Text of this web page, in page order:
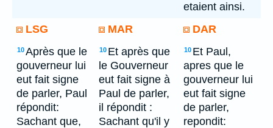
etaient ainsi.
LSG
MAR DAR
10Après que le
gouverneur lui
eut fait signe
de parler, Paul
répondit:
Sachant que,
10 Et après que
le Gouverneur
eut fait signe à
Paul de parler,
il répondit :
Sachant qu'il y
10 Et Paul,
apres que le
gouverneur lui
eut fait signe
de parler,
repondit: